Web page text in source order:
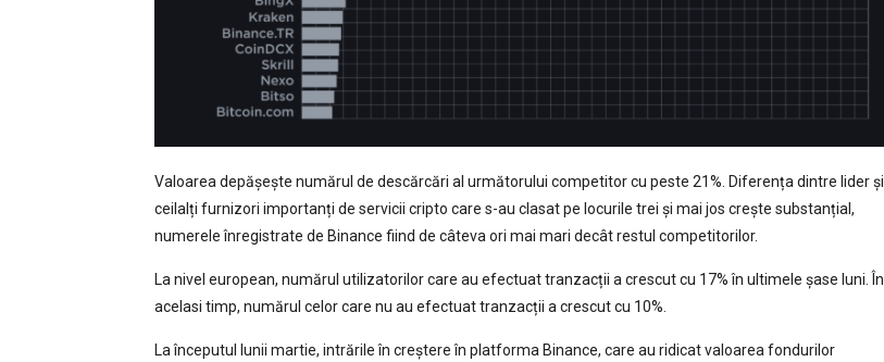
Valoarea depășește numărul de descărcări al următorului competitor cu peste 21%. Diferența dintre lider și
ceilalți furnizori importanți de servicii cripto care s-au clasat pe locurile trei și mai jos crește substanțial,
numerele înregistrate de Binance fiind de câteva ori mai mari decât restul competitorilor.
La nivel european, numărul utilizatorilor care au efectuat tranzacții a crescut cu 17% în ultimele șase luni. În
acelasi timp, numărul celor care nu au efectuat tranzacții a crescut cu 10%.
La începutul lunii martie, intrările în creștere în platforma Binance, care au ridicat valoarea fondurilor